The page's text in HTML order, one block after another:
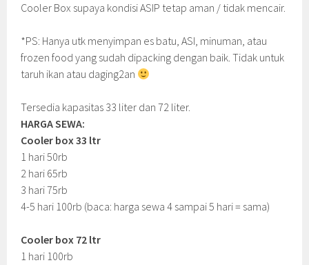
Cooler Box supaya kondisi ASIP tetap aman / tidak mencair.
*PS: Hanya utk menyimpan es batu, ASI, minuman, atau
frozen food yang sudah dipacking dengan baik. Tidak untuk
taruh ikan atau daging2an
Tersedia kapasitas 33 liter dan 72 liter.
HARGA SEWA:
Cooler box 33 ltr
1 hari 50rb
2 hari 65rb
3 hari 75rb
4-5 hari 100rb (baca: harga sewa 4 sampai 5 hari = sama)
Cooler box 72 ltr
1 hari 100rb